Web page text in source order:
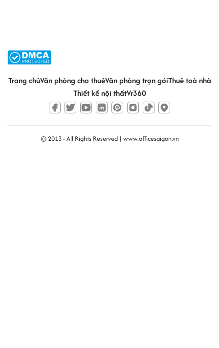
Trang chủVăn phòng cho thuêVăn phòng trọn góiThuê toà nhà
Thiết kế nội thấtVr360
© 2013 - All Rights Reserved | www.officesaigon.vn